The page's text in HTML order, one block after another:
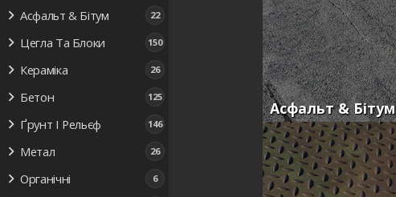
Асфальт & Бітум 22
Цегла Та Блоки 150
Кераміка 26
Бетон 125
Ґрунт І Рельєф 146
Метал 26
Органічні 6
Асфальт & Бітум